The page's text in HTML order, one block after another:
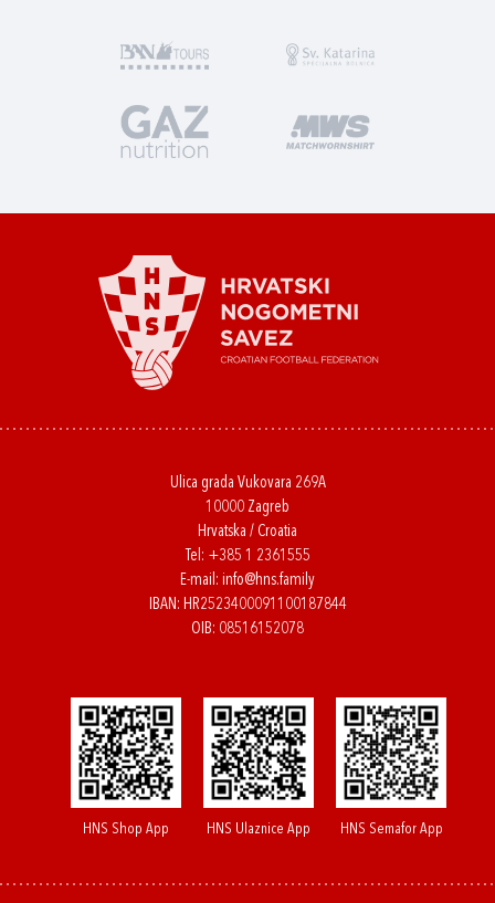
Ulica grada Vukovara 269A
10000 Zagreb
Hrvatska / Croatia
Tel: +385 1 2361555
E-mail: info@hns.family
IBAN: HR2523400091100187844
OIB: 08516152078
HNS Shop App HNS Ulaznice App HNS Semafor App